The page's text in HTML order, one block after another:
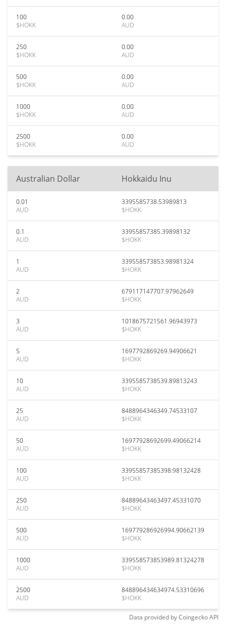
100
$HOKK
0.00
AUD
250
$HOKK
0.00
AUD
500
$HOKK
0.00
AUD
1000
$HOKK
0.00
AUD
2500
$HOKK
0.00
AUD
Australian Dollar Hokkaidu Inu
0.01
AUD
3395585738.53989813
$HOKK
0.1
AUD
33955857385.39898132
$HOKK
1
AUD
339558573853.98981324
$HOKK
2
AUD
679117147707.97962649
$HOKK
3
AUD
1018675721561.96943973
$HOKK
5
AUD
1697792869269.94906621
$HOKK
10
AUD
3395585738539.89813243
$HOKK
25
AUD
8488964346349.74533107
$HOKK
50
AUD
16977928692699.49066214
$HOKK
100
AUD
33955857385398.98132428
$HOKK
250
AUD
84889643463497.45331070
$HOKK
500
AUD
169779286926994.90662139
$HOKK
1000
AUD
339558573853989.81324278
$HOKK
2500
AUD
848896434634974.53310696
$HOKK
Data provided byCoingeckoAPI